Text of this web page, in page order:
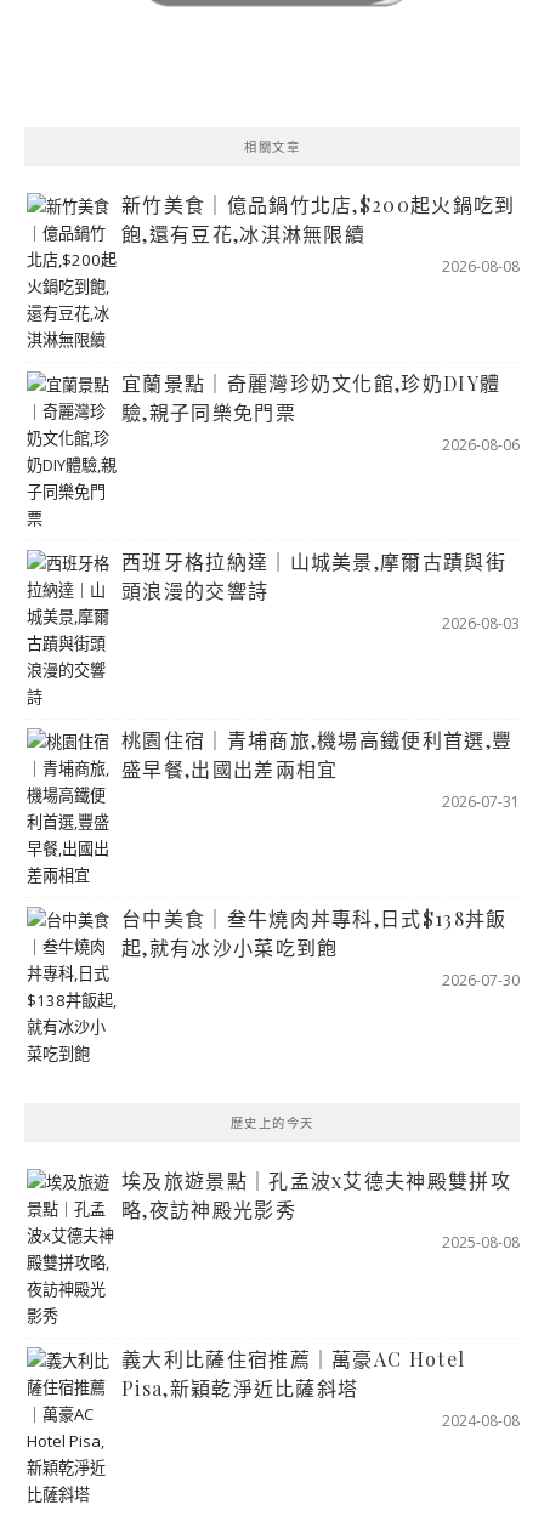
相關文章
新竹美食｜億品鍋竹北店,$200起火鍋吃到
飽,還有豆花,冰淇淋無限續
2026-08-08
宜蘭景點｜奇麗灣珍奶文化館,珍奶DIY體
驗,親子同樂免門票
2026-08-06
西班牙格拉納達｜山城美景,摩爾古蹟與街
頭浪漫的交響詩
2026-08-03
桃園住宿｜青埔商旅,機場高鐵便利首選,豐
盛早餐,出國出差兩相宜
2026-07-31
台中美食｜叁牛燒肉丼專科,日式$138丼飯
起,就有冰沙小菜吃到飽
2026-07-30
歷史上的今天
埃及旅遊景點｜孔孟波x艾德夫神殿雙拼攻
略,夜訪神殿光影秀
2025-08-08
義大利比薩住宿推薦｜萬豪AC Hotel
Pisa,新穎乾淨近比薩斜塔
2024-08-08